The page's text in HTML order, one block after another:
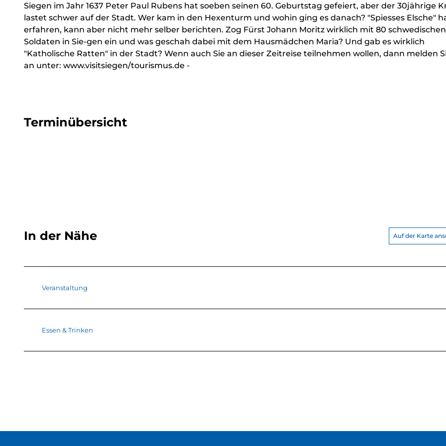
Siegen im Jahr 1637 Peter Paul Rubens hat soeben seinen 60. Geburtstag gefeiert, aber der 30jährige
lastet schwer auf der Stadt. Wer kam in den Hexenturm und wohin ging es danach? "Spiesses Elsche"
erfahren, kann aber nicht mehr selber berichten. Zog Fürst Johann Moritz wirklich mit 80 schwedischen
Soldaten in Sie-gen ein und was geschah dabei mit dem Hausmädchen Maria? Und gab es wirklich
"Katholische Ratten" in der Stadt? Wenn auch Sie an dieser Zeitreise teilnehmen wollen, dann melden
an unter: www.visitsiegen/tourismus.de -
Terminübersicht
In der Nähe Auf der Karte
Veranstaltung
Essen & Trinken